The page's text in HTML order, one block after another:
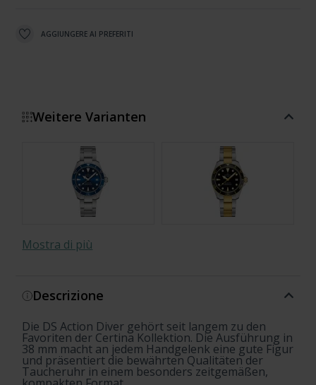
AGGIUNGERE AI PREFERITI
Weitere Varianten
Mostra di più
Descrizione
Die DS Action Diver gehört seit langem zu den
Favoriten der Certina Kollektion. Die Ausführung in
38 mm macht an jedem Handgelenk eine gute Figur
und präsentiert die bewährten Qualitäten der
Taucheruhr in einem besonders zeitgemäßen,